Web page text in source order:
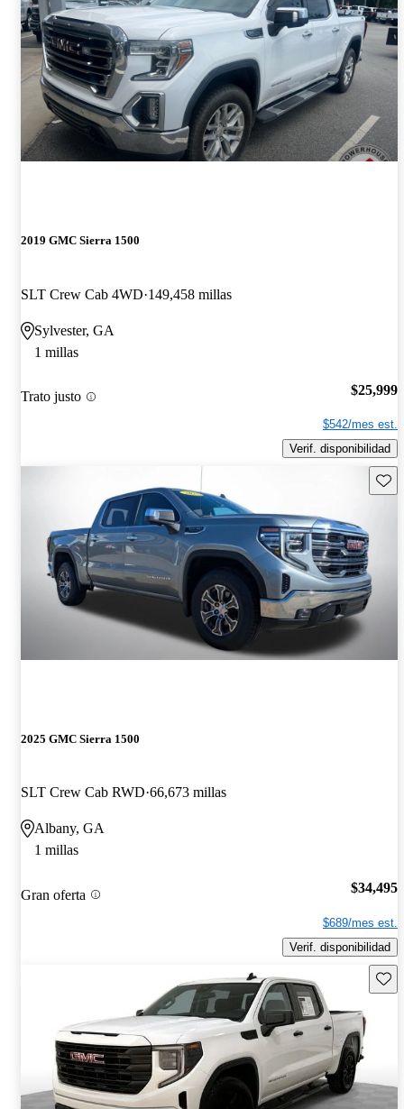
2019 GMC Sierra 1500
SLT Crew Cab 4WD 149,458 millas
Sylvester, GA
1 millas
Trato justo $25,999
$542/mes est.
Verif. disponibilidad
2025 GMC Sierra 1500
SLT Crew Cab RWD 66,673 millas
Albany, GA
1 millas
Gran oferta $34,495
$689/mes est.
Verif. disponibilidad